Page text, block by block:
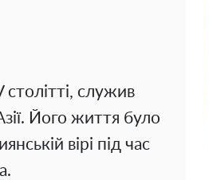
служив
Його життя було
вірі під час